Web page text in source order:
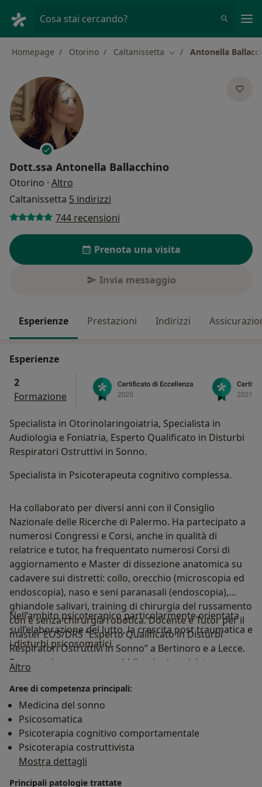
Cosa stai cercando?
Homepage Otorino Caltanissetta Cambia città
Antonella
Dott.ssa Antonella Ballacchino
Otorino · Altro
Caltanissetta 5 indirizzi
744 recensioni
Prenota una visita
Invia messaggio
Esperienze Prestazioni Indirizzi
Esperienze
2
Formazione
Specialista in Otorinolaringoiatria, Specialista in
Audiologia e Foniatria, Esperto Qualificato in Disturbi
Respiratori Ostruttivi in Sonno.
Specialista in Psicoterapeuta cognitivo complessa.
Ha collaborato per diversi anni con il Consiglio
Nazionale delle Ricerche di Palermo. Ha partecipato a
numerosi Congressi e Corsi, anche in qualità di
relatrice e tutor, ha frequentato numerosi Corsi di
aggiornamento e Master di dissezione anatomica su
cadavere sui distretti: collo, orecchio (microscopia ed
endoscopia), naso e seni paranasali (endoscopia),
ghiandole salivari, training di chirurgia del russamento
con e senza chirurgia robotica. Docente e Tutor per il
master EOS/DRS “Esperto Qualificato in Disturbi
Respiratori Ostruttivi in Sonno” a Bertinoro e a Lecce.
Presente in numerose pubblicazioni su riviste
medicina Merck nella sua edizione italiana per il
capitolo dedicato all’orecchio interno. Autrice di due
capitoli editi NOVA Publishers: “Cochlear Implants:
Technological Advances, Psychological/Social Impacts
and Long- Term Effectiveness” e “Association Between
Sensorineural Hearing Loss and Sleep-Disordered
Nell’ambito psicoterapico particolarmente orientata
sull’elaborazione del lutto, la crescita post traumatica e
i disturbi psicosomatici.
Altro
Aree di competenza principali:
Medicina del sonno
Psicosomatica
Psicoterapia cognitivo comportamentale
Psicoterapia costruttivista
Mostra dettagli
Principali patologie trattate